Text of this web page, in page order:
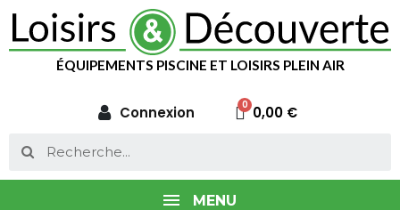
ÉQUIPEMENTS PISCINE ET LOISIRS PLEIN AIR
Connexion 0,00 €
MENU